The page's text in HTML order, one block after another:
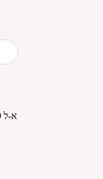
Теилим на сегодня – 25 Ава: главы 119 א-ל